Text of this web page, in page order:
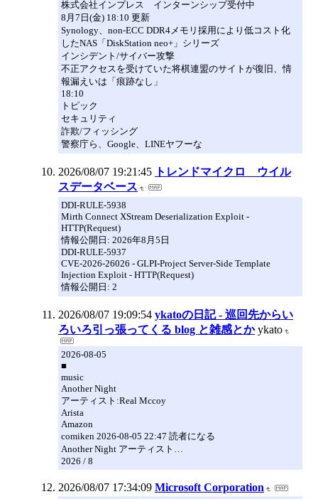
株式会社インプレス インターンシップ受付中
8月7日(金) 18:10 更新
Synology、non-ECC DDR4メモリ採用により低コスト化
したNAS「DiskStation neo+」シリーズ
インシデント/サイバー攻撃
不正アクセスを受けていた将棋連盟のサイトが復旧、情
報漏えいは「痕跡なし」
18:10
トピック
セキュリティ
詐欺/フィッシング
警察庁ら、Google、LINEヤフーな
2026/08/07 19:21:45
トレンドマイクロ ウイル
スデータベース
DDI-RULE-5938
Mirth Connect XStream Deserialization Exploit -
HTTP(Request)
情報公開日: 2026年8月5日
DDI-RULE-5937
CVE-2026-26026 - GLPI-Project Server-Side Template
Injection Exploit - HTTP(Request)
情報公開日: 2
2026/08/07 19:09:54 ykatoの日記 - 巡回先からい
ろいろ引っ張ってくる blog と雑感とか ykato
2026-08-05
■
music
Another Night
アーティスト:Real Mccoy
Arista
Amazon
comiken 2026-08-05 22:47 読者になる
Another Night アーティスト…
2026 / 8
2026/08/07 17:34:09 Microsoft Corporation